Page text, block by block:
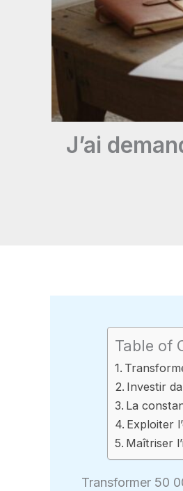
J’ai
Table of
Investir
La
Exploiter
Maîtriser
Transformer 50